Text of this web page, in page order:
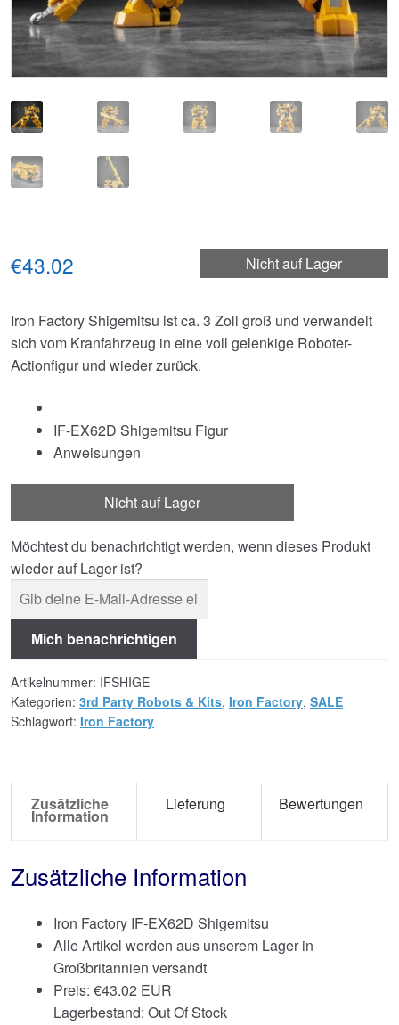
Nicht auf Lager
€43.02
Iron Factory Shigemitsu ist ca. 3 Zoll groß und verwandelt
sich vom Kranfahrzeug in eine voll gelenkige Roboter-
Actionfigur und wieder zurück.
IF-EX62D Shigemitsu Figur
Anweisungen
Nicht auf Lager
Möchtest du benachrichtigt werden, wenn dieses Produkt
wieder auf Lager ist?
Mich benachrichtigen
Artikelnummer: IFSHIGE
Kategorien: 3rd Party Robots & Kits, Iron Factory, SALE
Schlagwort: Iron Factory
Zusätzliche
Information
Lieferung Bewertungen
Zusätzliche Information
Iron Factory IF-EX62D Shigemitsu
Alle Artikel werden aus unserem Lager in
Großbritannien versandt
Preis: €43.02 EUR
Lagerbestand: Out Of Stock